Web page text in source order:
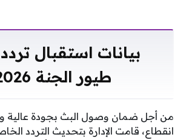
بيانات استقبال
طيور الجنة 2026
من أجل ضمان وصول البث بجودة
انقطاع، قامت الإدارة بتحديث التردد